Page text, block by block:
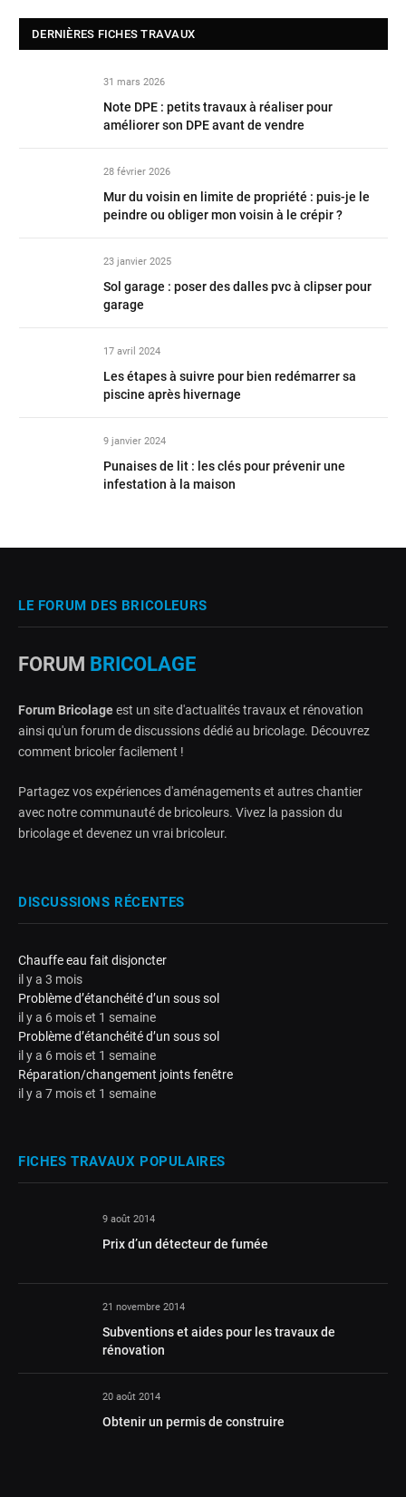
DERNIÈRES FICHES TRAVAUX
31 mars 2026
Note DPE : petits travaux à réaliser pour
améliorer son DPE avant de vendre
28 février 2026
Mur du voisin en limite de propriété : puis-je le
peindre ou obliger mon voisin à le crépir ?
23 janvier 2025
Sol garage : poser des dalles pvc à clipser pour
garage
17 avril 2024
Les étapes à suivre pour bien redémarrer sa
piscine après hivernage
9 janvier 2024
Punaises de lit : les clés pour prévenir une
infestation à la maison
LE FORUM DES BRICOLEURS
FORUM BRICOLAGE
Forum Bricolageest un site d'actualités travaux et rénovation
ainsi qu'un forum de discussions dédié au bricolage. Découvrez
comment bricoler facilement !
Partagez vos expériences d'aménagements et autres chantier
avec notre communauté de bricoleurs. Vivez la passion du
bricolage et devenez un vrai bricoleur.
DISCUSSIONS RÉCENTES
Chauffe eau fait disjoncter
il y a 3 mois
Problème d’étanchéité d’un sous sol
il y a 6 mois et 1 semaine
Problème d’étanchéité d’un sous sol
il y a 6 mois et 1 semaine
Réparation/changement joints fenêtre
il y a 7 mois et 1 semaine
FICHES TRAVAUX POPULAIRES
9 août 2014
Prix d’un détecteur de fumée
21 novembre 2014
Subventions et aides pour les travaux de
rénovation
20 août 2014
Obtenir un permis de construire